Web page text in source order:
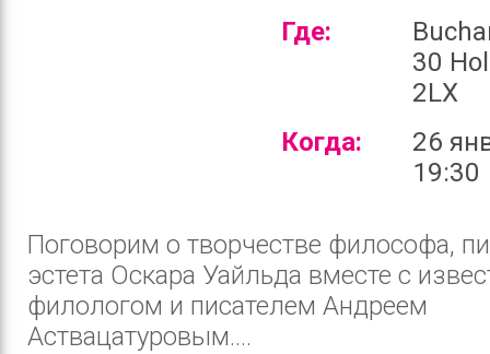
Где:
30
2LX
Когда:
26
19:30
Поговорим о творчестве философа,
эстета Оскара Уайльда вместе с
филологом и писателем Андреем
Аствацатуровым....